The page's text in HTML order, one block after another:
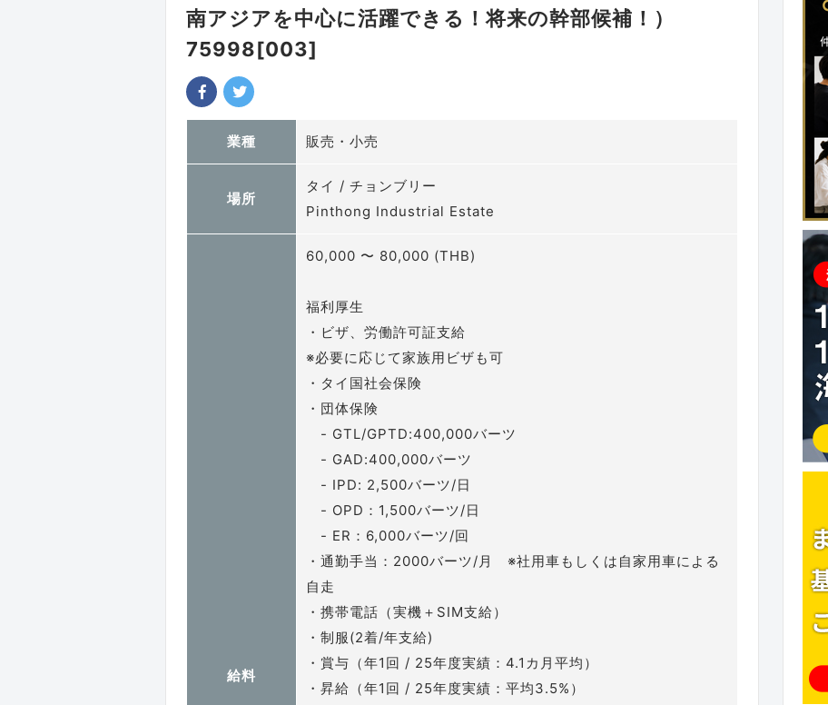
南アジアを中心に活躍できる！将来の幹部候補！）
75998[003]
業種 販売・小売
場所
タイ / チョンブリー
Pinthong Industrial Estate
給料
60,000 〜 80,000 (THB)
福利厚生
・ビザ、労働許可証支給
※必要に応じて家族用ビザも可
・タイ国社会保険
・団体保険
- GTL/GPTD:400,000バーツ
- GAD:400,000バーツ
- IPD: 2,500バーツ/日
- OPD：1,500バーツ/日
- ER：6,000バーツ/回
・通勤手当：2000バーツ/月 ※社用車もしくは自家用車による
自走
・携帯電話（実機＋SIM支給）
・制服(2着/年支給)
・賞与（年1回 / 25年度実績：4.1カ月平均）
・昇給（年1回 / 25年度実績：平均3.5%）